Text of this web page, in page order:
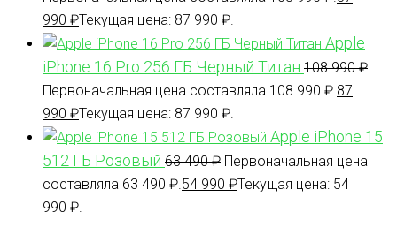
990 ₽Текущая цена: 87 990 ₽.
Apple
iPhone 16 Pro 256 ГБ Черный Титан 108 990₽
Первоначальная цена составляла 108 990 ₽. 87
990 ₽Текущая цена: 87 990 ₽.
Apple iPhone 15
512 ГБ Розовый 63 490₽ Первоначальная цена
составляла 63 490 ₽. 54 990 ₽Текущая цена: 54
990 ₽.